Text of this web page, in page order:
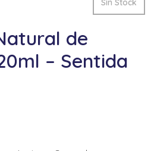
Sin Stock
de
– Sentida